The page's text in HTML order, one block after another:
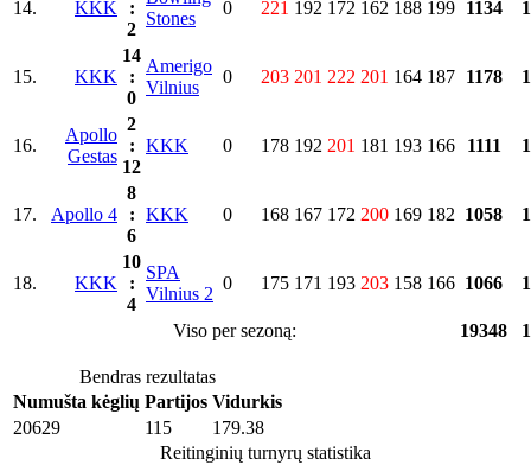
14. KKK
:
2
Stones
0 221 192 172 162 188 199 1134
15. KKK
14
:
0
Amerigo
Vilnius
0 203 201 222 201 164 187 1178
16.
Apollo
Gestas
2
:
12
KKK 0 178 192 201 181 193 166 1111
17. Apollo 4
8
:
6
KKK 0 168 167 172 200 169 182 1058
18. KKK
10
:
4
SPA
Vilnius 2
0 175 171 193 203 158 166 1066
Viso per sezoną: 19348
Bendras rezultatas
Numušta kėglių Partijos Vidurkis
20629
115
179.38
Reitinginių turnyrų statistika